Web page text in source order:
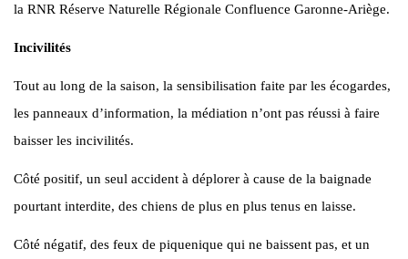
la RNR Réserve Naturelle Régionale Confluence Garonne-Ariège.
Incivilités
Tout au long de la saison, la sensibilisation faite par les écogardes,
les panneaux d’information, la médiation n’ont pas réussi à faire
baisser les incivilités.
Côté positif, un seul accident à déplorer à cause de la baignade
pourtant interdite, des chiens de plus en plus tenus en laisse.
Côté négatif, des feux de piquenique qui ne baissent pas, et un